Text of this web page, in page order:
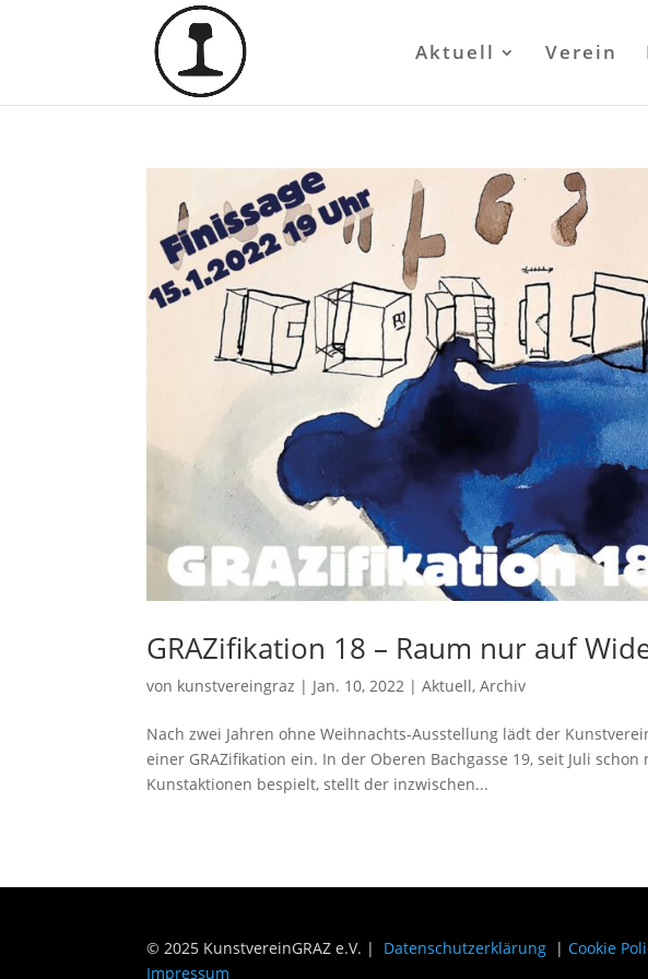
Aktuell Verein
GRAZifikation 18 – Raum nur auf
von kunstvereingraz | Jan. 10, 2022 |Aktuell,Archiv
Nach zwei Jahren ohne Weihnachts-Ausstellung lädt der
einer GRAZifikation ein. In der Oberen Bachgasse 19, seit Juli
Kunstaktionen bespielt, stellt der inzwischen...
© 2025 KunstvereinGRAZ e.V. | Datenschutzerklärung |Cookie
Impressum